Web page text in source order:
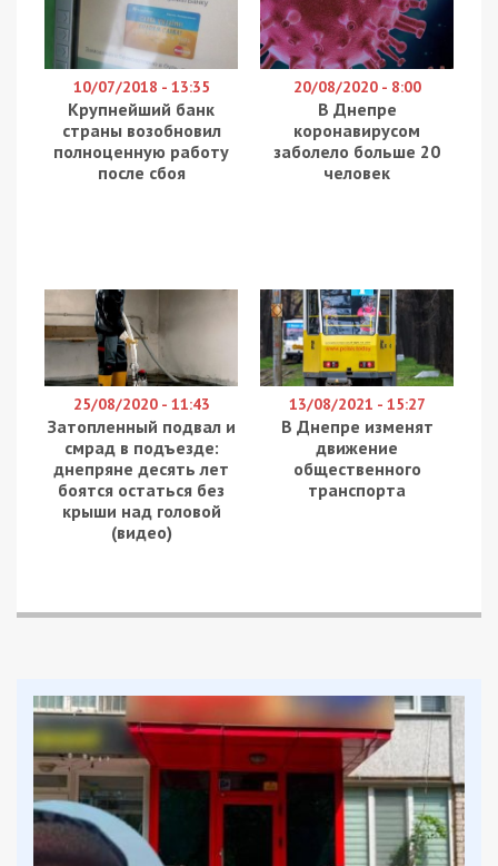
Напомним, учебному заведению более чем
полтора века и впервые тут провели
акценты – тематические фотообои и
разноцветные стены.
Стоит отметить, что наибольшие изменения
кладовые для хранения продуктов, мясной и
приготовления и просторная обеденный зал.